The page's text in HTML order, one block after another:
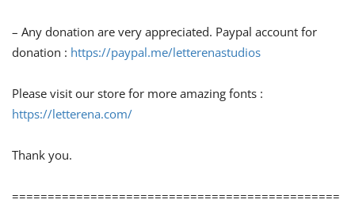
– Any donation are very appreciated. Paypal account for
donation : https://paypal.me/letterenastudios
Please visit our store for more amazing fonts :
https://letterena.com/
Thank you.
==============================================